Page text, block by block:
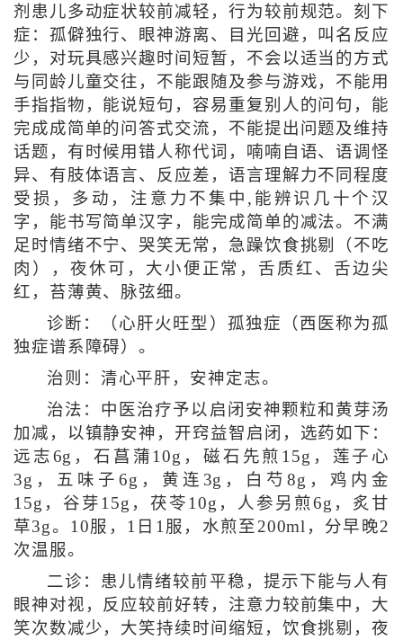
剂患儿多动症状较前减轻，行为较前规范。刻下
症：孤僻独行、眼神游离、目光回避，叫名反应
少，对玩具感兴趣时间短暂，不会以适当的方式
与同龄儿童交往，不能跟随及参与游戏，不能用
手指指物，能说短句，容易重复别人的问句，能
完成成简单的问答式交流，不能提出问题及维持
话题，有时候用错人称代词，喃喃自语、语调怪
异、有肢体语言、反应差，语言理解力不同程度
受损，多动，注意力不集中,能辨识几十个汉
字，能书写简单汉字，能完成简单的减法。不满
足时情绪不宁、哭笑无常，急躁饮食挑剔（不吃
肉），夜休可，大小便正常，舌质红、舌边尖
红，苔薄黄、脉弦细。
诊断：（心肝火旺型）孤独症（西医称为孤
独症谱系障碍）。
治则：清心平肝，安神定志。
治法：中医治疗予以启闭安神颗粒和黄芽汤
加减，以镇静安神，开窍益智启闭，选药如下：
远志6g，石菖蒲10g，磁石先煎15g，莲子心
3g，五味子6g，黄连3g，白芍8g，鸡内金
15g，谷芽15g，茯苓10g，人参另煎6g，炙甘
草3g。10服，1日1服，水煎至200ml，分早晚2
次温服。
二诊：患儿情绪较前平稳，提示下能与人有
眼神对视，反应较前好转，注意力较前集中，大
笑次数减少，大笑持续时间缩短，饮食挑剔，夜